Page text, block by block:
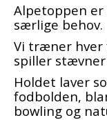
Alpetoppen er
særlige behov.
Vi træner hver
spiller
Holdet laver
fodbolden,
bowling og